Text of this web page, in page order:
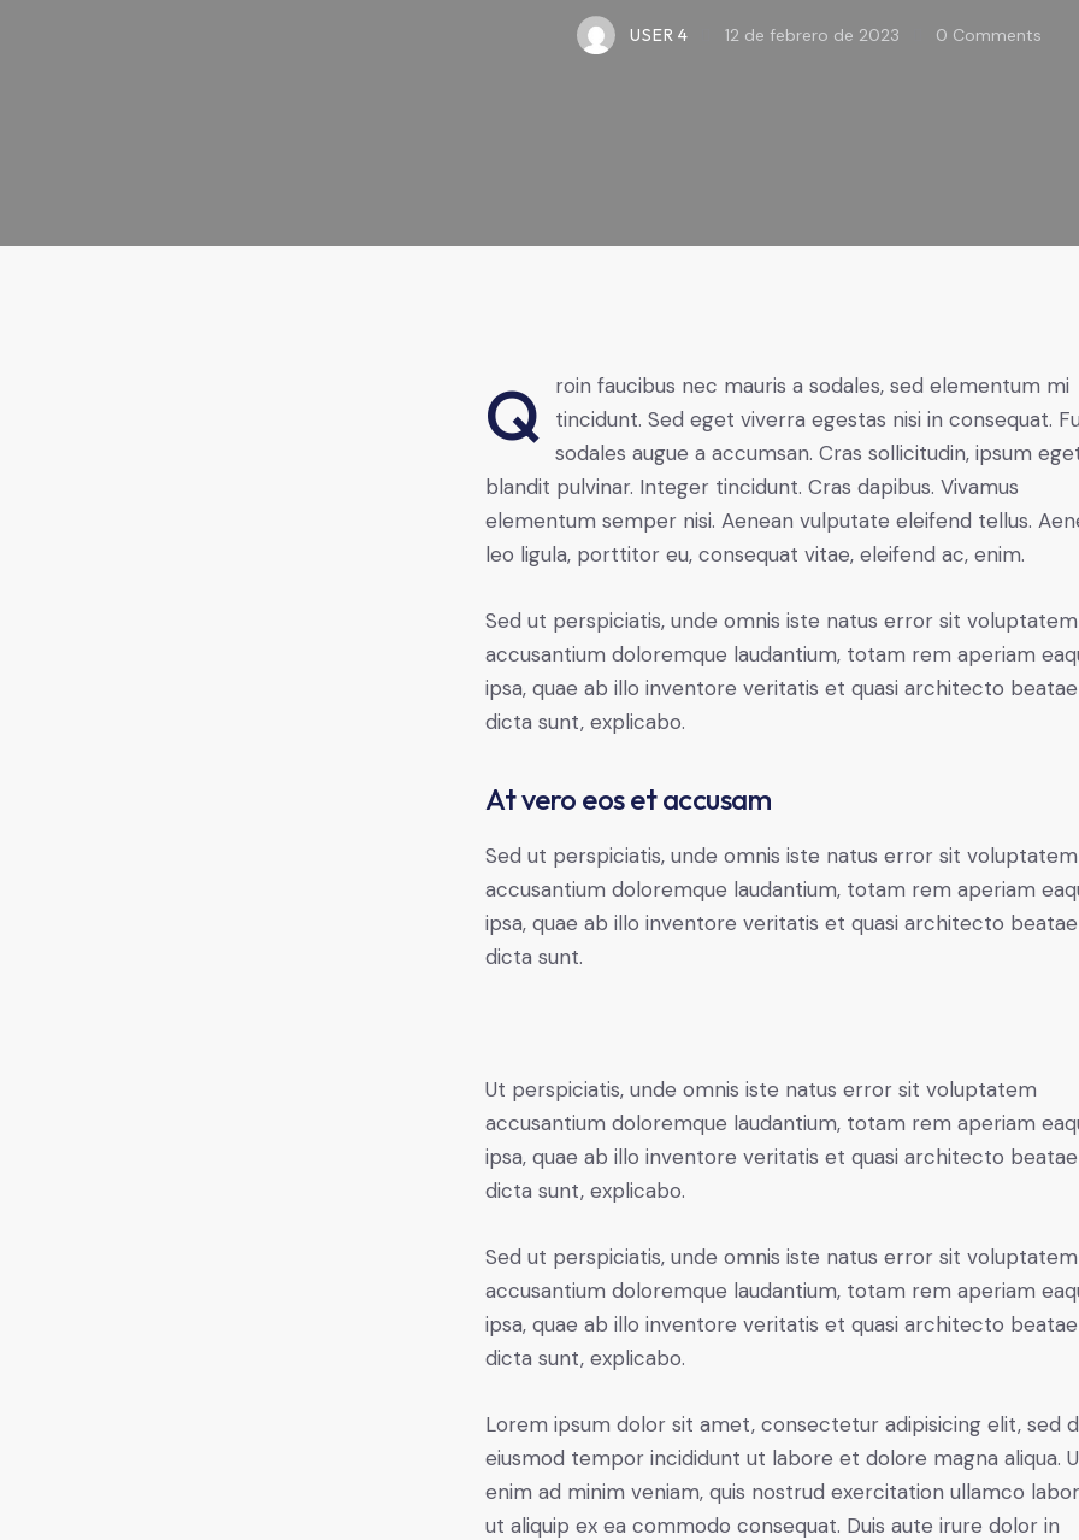
USER 4 12 de febrero de 2023 0 Comments
Qroin faucibus nec mauris a sodales, sed elementum mi
tincidunt. Sed eget viverra egestas nisi in consequat.
sodales augue a accumsan. Cras sollicitudin, ipsum
blandit pulvinar. Integer tincidunt. Cras dapibus. Vivamus
elementum semper nisi. Aenean vulputate eleifend tellus.
leo ligula, porttitor eu, consequat vitae, eleifend ac, enim.
Sed ut perspiciatis, unde omnis iste natus error sit voluptatem
accusantium doloremque laudantium, totam rem aperiam
ipsa, quae ab illo inventore veritatis et quasi architecto
dicta sunt, explicabo.
At vero eos et accusam
Sed ut perspiciatis, unde omnis iste natus error sit voluptatem
accusantium doloremque laudantium, totam rem aperiam
ipsa, quae ab illo inventore veritatis et quasi architecto
dicta sunt.
Ut perspiciatis, unde omnis iste natus error sit voluptatem
accusantium doloremque laudantium, totam rem aperiam
ipsa, quae ab illo inventore veritatis et quasi architecto
dicta sunt, explicabo.
Sed ut perspiciatis, unde omnis iste natus error sit voluptatem
accusantium doloremque laudantium, totam rem aperiam
ipsa, quae ab illo inventore veritatis et quasi architecto
dicta sunt, explicabo.
Lorem ipsum dolor sit amet, consectetur adipisicing elit, sed
eiusmod tempor incididunt ut labore et dolore magna aliqua.
enim ad minim veniam, quis nostrud exercitation ullamco
ut aliquip ex ea commodo consequat. Duis aute irure dolor in